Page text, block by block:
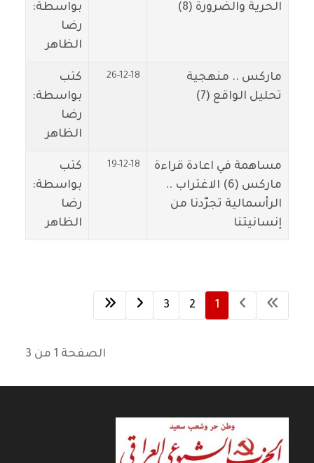
الحرية والضرورة (8)
بواسطة:
رضا
الظاهر
ماركس .. منهجية
تحليل الواقع (7)
26-12-18
كتب
بواسطة:
رضا
الظاهر
مساهمة في اعادة قراءة
ماركس (6) الاغتراب ..
الرأسمالية تجرّدنا من
إنسانيتنا
19-12-18
كتب
بواسطة:
رضا
الظاهر
1
2
3
الصفحة 1 من 3